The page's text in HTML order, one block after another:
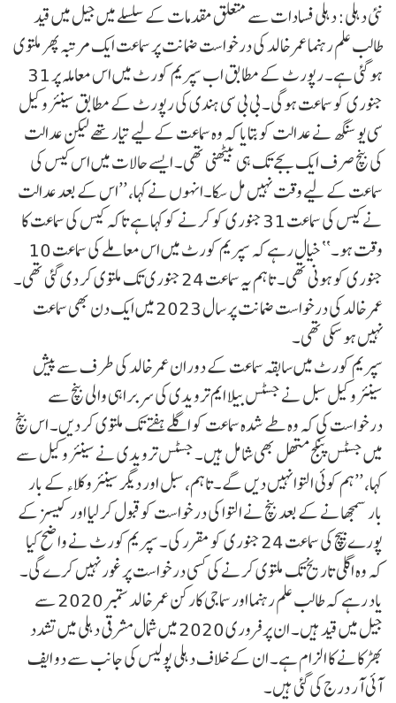
نئی دہلی: دہلی فسادات سے متعلق مقدمات کے سلسلے میں جیل میں قید
طالب علم رہنما عمر خالد کی درخواست ضمانت پر سماعت ایک مرتبہ پھر ملتوی
ہو گئی ہے۔ رپورٹ کے مطابق اب سپریم کورٹ میں اس معاملہ پر 31
جنوری کو سماعت ہوگی۔ بی بی سی ہندی کی رپورٹ کے مطابق سینئر وکیل
سی یو سنگھ نے عدالت کو بتایا کہ وہ سماعت کے لیے تیار تھے لیکن عدالت
کی بنچ صرف ایک بجے تک ہی بیٹھنی تھی۔ ایسے حالات میں اس کیس کی
سماعت کے لیے وقت نہیں مل سکا۔انہوں نے کہا، ’’اس کے بعد عدالت
نے کیس کی سماعت 31 جنوری کو کرنے کو کہا ہے تاکہ کیس کی سماعت کا
وقت ہو۔‘‘ خیال رہے کہ سپریم کورٹ میں اس معاملے کی سماعت 10
جنوری کو ہونی تھی۔ تاہم یہ سماعت 24 جنوری تک ملتوی کر دی گئی تھی۔
عمر خالد کی درخواست ضمانت پر سال 2023 میں ایک دن بھی سماعت
نہیں ہو سکی تھی۔
سپریم کورٹ میں سابقہ سماعت کے دوران عمر خالد کی طرف سے پیش
سینئر وکیل سبل نے جسٹس بیلا ایم ترویدی کی سربراہی والی بنچ سے
درخواست کی کہ وہ طے شدہ سماعت کو اگلے ہفتے تک ملتوی کر دیں۔ اس بنچ
میں جسٹس پنکج متھل بھی شامل ہیں۔ جسٹس ترویدی نے سینئر وکیل سے
کہا، ’’ہم کوئی التوا نہیں دیں گے۔تاہم، سبل اور دیگر سینئر وکلاء کے بار
بار سمجھانے کے بعد بنچ نے التوا کی درخواست کو قبول کر لیا اور کیسز کے
پورے بیچ کی سماعت 24 جنوری کو مقرر کی۔ سپریم کورٹ نے واضح کیا
کہ وہ اگلی تاریخ تک ملتوی کرنے کی کسی درخواست پر غور نہیں کرے گی۔
یاد رہے کہ طالب علم رہنما اور سماجی کارکن عمر خالد ستمبر 2020 سے
جیل میں قید ہیں۔ ان پر فروری 2020 میں شمال مشرقی دہلی میں تشدد
بھڑکانے کا الزام ہے۔ ان کے خلاف دہلی پولیس کی جانب سے دو ایف
آئی آر درج کی گئی ہیں۔